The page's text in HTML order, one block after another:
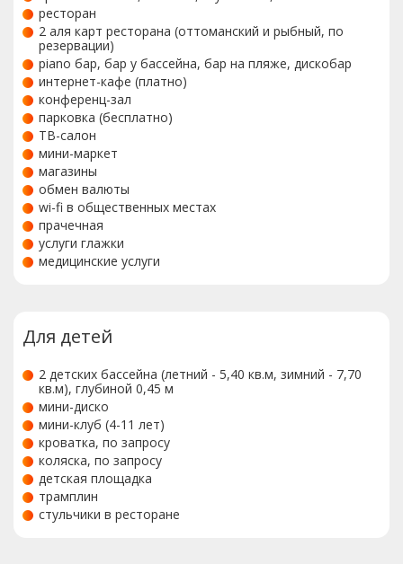
ресторан
2 аля карт ресторана (оттоманский и рыбный, по
резервации)
piano бар, бар у бассейна, бар на пляже, дискобар
интернет-кафе (платно)
конференц-зал
парковка (бесплатно)
ТВ-салон
мини-маркет
магазины
обмен валюты
wi-fi в общественных местах
прачечная
услуги глажки
медицинские услуги
Для детей
2 детских бассейна (летний - 5,40 кв.м, зимний - 7,70
кв.м), глубиной 0,45 м
мини-диско
мини-клуб (4-11 лет)
кроватка, по запросу
коляска, по запросу
детская площадка
трамплин
стульчики в ресторане